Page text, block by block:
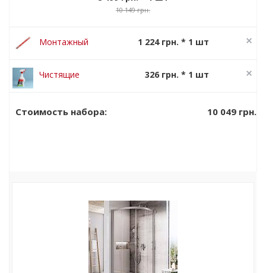
10 149 грн.
Монтажный
универсальный
1 224 грн. * 1 шт
Чистящие
326 грн. * 1 шт
Стоимость набора: 10 049 грн.